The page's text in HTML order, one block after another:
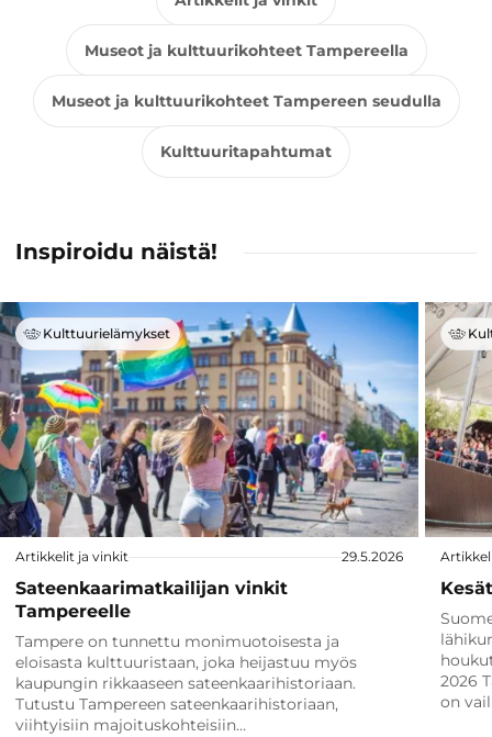
Museot ja kulttuurikohteet Tampereella
Museot ja kulttuurikohteet Tampereen seudulla
Kulttuuritapahtumat
Inspiroidu näistä!
Kulttuurielämykset
Artikkelit ja vinkit 29.5.2026
Sateenkaarimatkailijan vinkit
Tampereelle
Tampere on tunnettu monimuotoisesta ja
eloisasta kulttuuristaan, joka heijastuu myös
kaupungin rikkaaseen sateenkaarihistoriaan.
Tutustu Tampereen sateenkaarihistoriaan,
viihtyisiin majoituskohteisiin…
2026
on